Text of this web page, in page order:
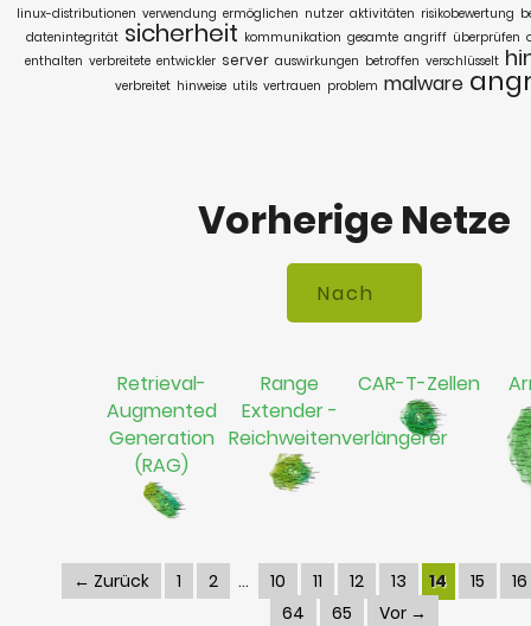
linux-distributionen verwendung ermöglichen nutzer aktivitäten risikobewertung
datenintegrität sicherheit kommunikation gesamte angriff überprüfen
enthalten verbreitete entwickler server auswirkungen betroffen verschlüsselt
verbreitet hinweise utils vertrauen problem malware
Vorherige Netze
Retrieval-
Augmented
Generation
(RAG)
Range
Extender -
Reichweitenverlängerer
CAR-T-Zellen
← Zurück 1 2 10 11 12 13 14 15
16
64
65 Vor →